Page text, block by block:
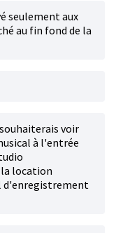
seulement aux
au fin fond de la
voir
à l'entrée
location
d'enregistrement